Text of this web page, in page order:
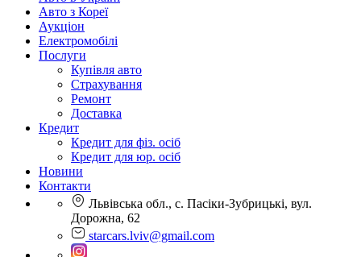
Авто з Кореї
Аукціон
Електромобілі
Послуги
Купівля авто
Страхування
Ремонт
Доставка
Кредит
Кредит для фіз. осіб
Кредит для юр. осіб
Новини
Контакти
Львівська обл., с. Пасіки-Зубрицькі, вул.
Дорожна, 62
starcars.lviv@gmail.com